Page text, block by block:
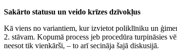
Sakārto statusu un veido krīzes dzīvokļus
Kā viens no variantiem, kur izvietot poliklīniku un
2. stāvam. Kopumā process jeb procedūra turpināsies
neesot tik vienkārši, – to arī secināja šajā diskusijā.